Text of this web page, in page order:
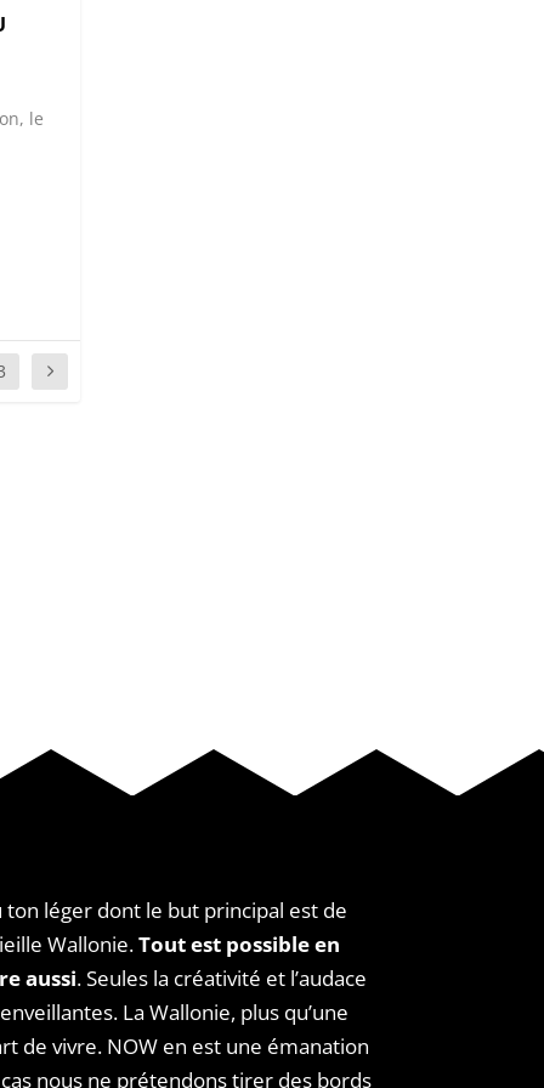
le
ton léger dont le but principal est de
Wallonie.Tout est possible en
aussi. Seules la créativité et l’audace
La Wallonie, plus qu’une
de vivre. NOW en est une émanation
nous ne prétendons tirer des bords